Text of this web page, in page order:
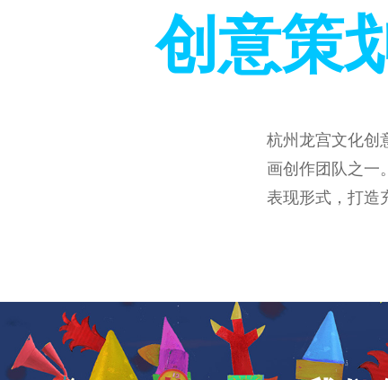
创意策
杭州龙宫文化创
画创作团队之一
表现形式，打造